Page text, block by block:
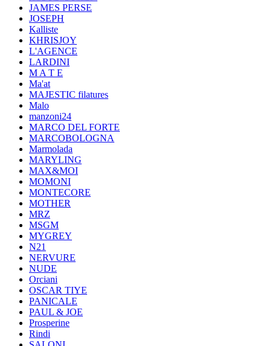
JAMES PERSE
JOSEPH
Kalliste
KHRISJOY
L'AGENCE
LARDINI
M A T E
Ma'at
MAJESTIC filatures
Malo
manzoni24
MARCO DEL FORTE
MARCOBOLOGNA
Marmolada
MARYLING
MAX&MOI
MOMONI
MONTECORE
MOTHER
MRZ
MSGM
MYGREY
N21
NERVURE
NUDE
Orciani
OSCAR TIYE
PANICALE
PAUL & JOE
Prosperine
Rindi